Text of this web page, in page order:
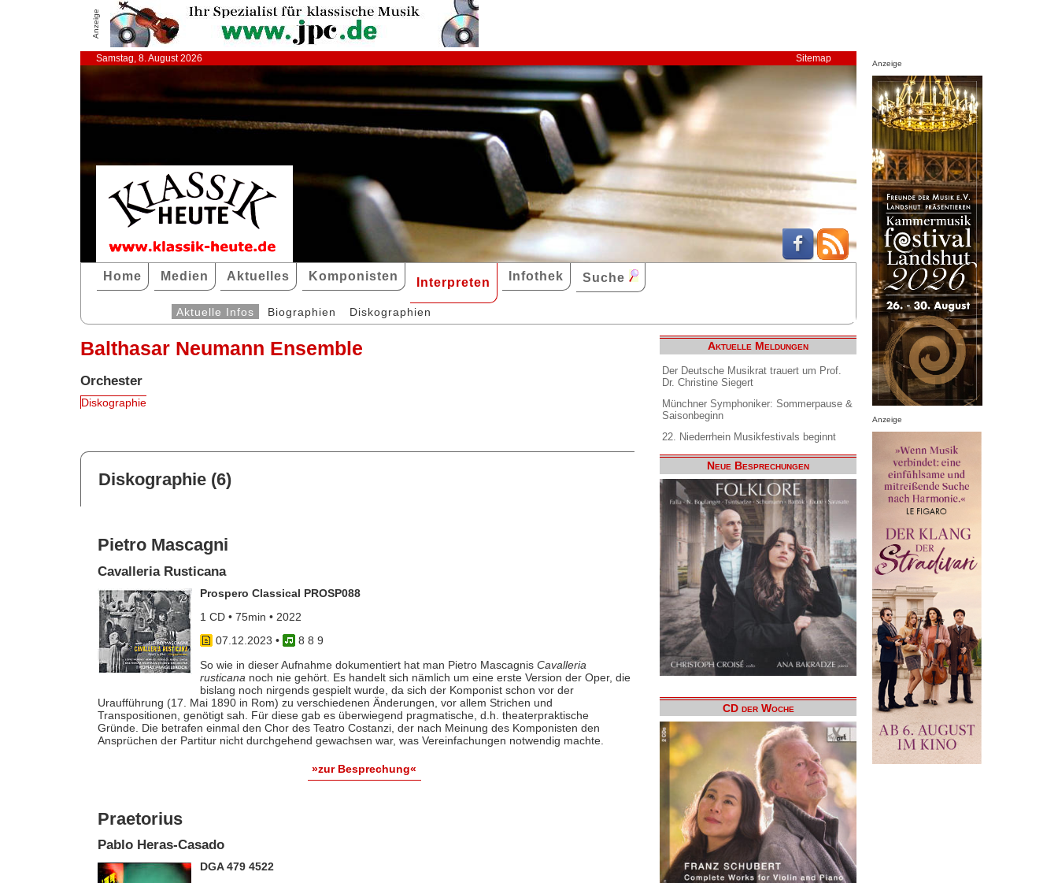
Anzeige
Samstag, 8. August 2026 Sitemap
Home Medien Aktuelles Komponisten Interpreten Infothek Suche
Aktuelle Infos Biographien Diskographien
Balthasar Neumann Ensemble
Orchester
Diskographie
Diskographie (6)
Pietro Mascagni
Cavalleria Rusticana
Prospero Classical PROSP088
1 CD • 75min • 2022
07.12.2023 •
8 8 9
So wie in dieser Aufnahme dokumentiert hat man Pietro Mascagnis Cavalleria
rusticana noch nie gehört. Es handelt sich nämlich um eine erste Version der Oper, die
bislang noch nirgends gespielt wurde, da sich der Komponist schon vor der
Uraufführung (17. Mai 1890 in Rom) zu verschiedenen Änderungen, vor allem Strichen und
Transpositionen, genötigt sah. Für diese gab es überwiegend pragmatische, d.h. theaterpraktische
Gründe. Die betrafen einmal den Chor des Teatro Costanzi, der nach Meinung des Komponisten den
Ansprüchen der Partitur nicht durchgehend gewachsen war, was Vereinfachungen notwendig machte.
»zur Besprechung«
Praetorius
Pablo Heras-Casado
DGA 479 4522
Aktuelle Meldungen
Der Deutsche Musikrat trauert um Prof.
Dr. Christine Siegert
Münchner Symphoniker: Sommerpause &
Saisonbeginn
22. Niederrhein Musikfestivals beginnt
Neue Besprechungen
CD der Woche
Anzeige
Anzeige